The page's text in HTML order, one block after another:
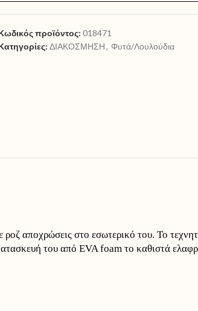
προϊόντος: 018471
ΔΙΑΚΟΣΜΗΣΗ, Φυτά/Λουλούδια
αποχρώσεις στο εσωτερικό του. Το
του από EVA foam το καθιστά